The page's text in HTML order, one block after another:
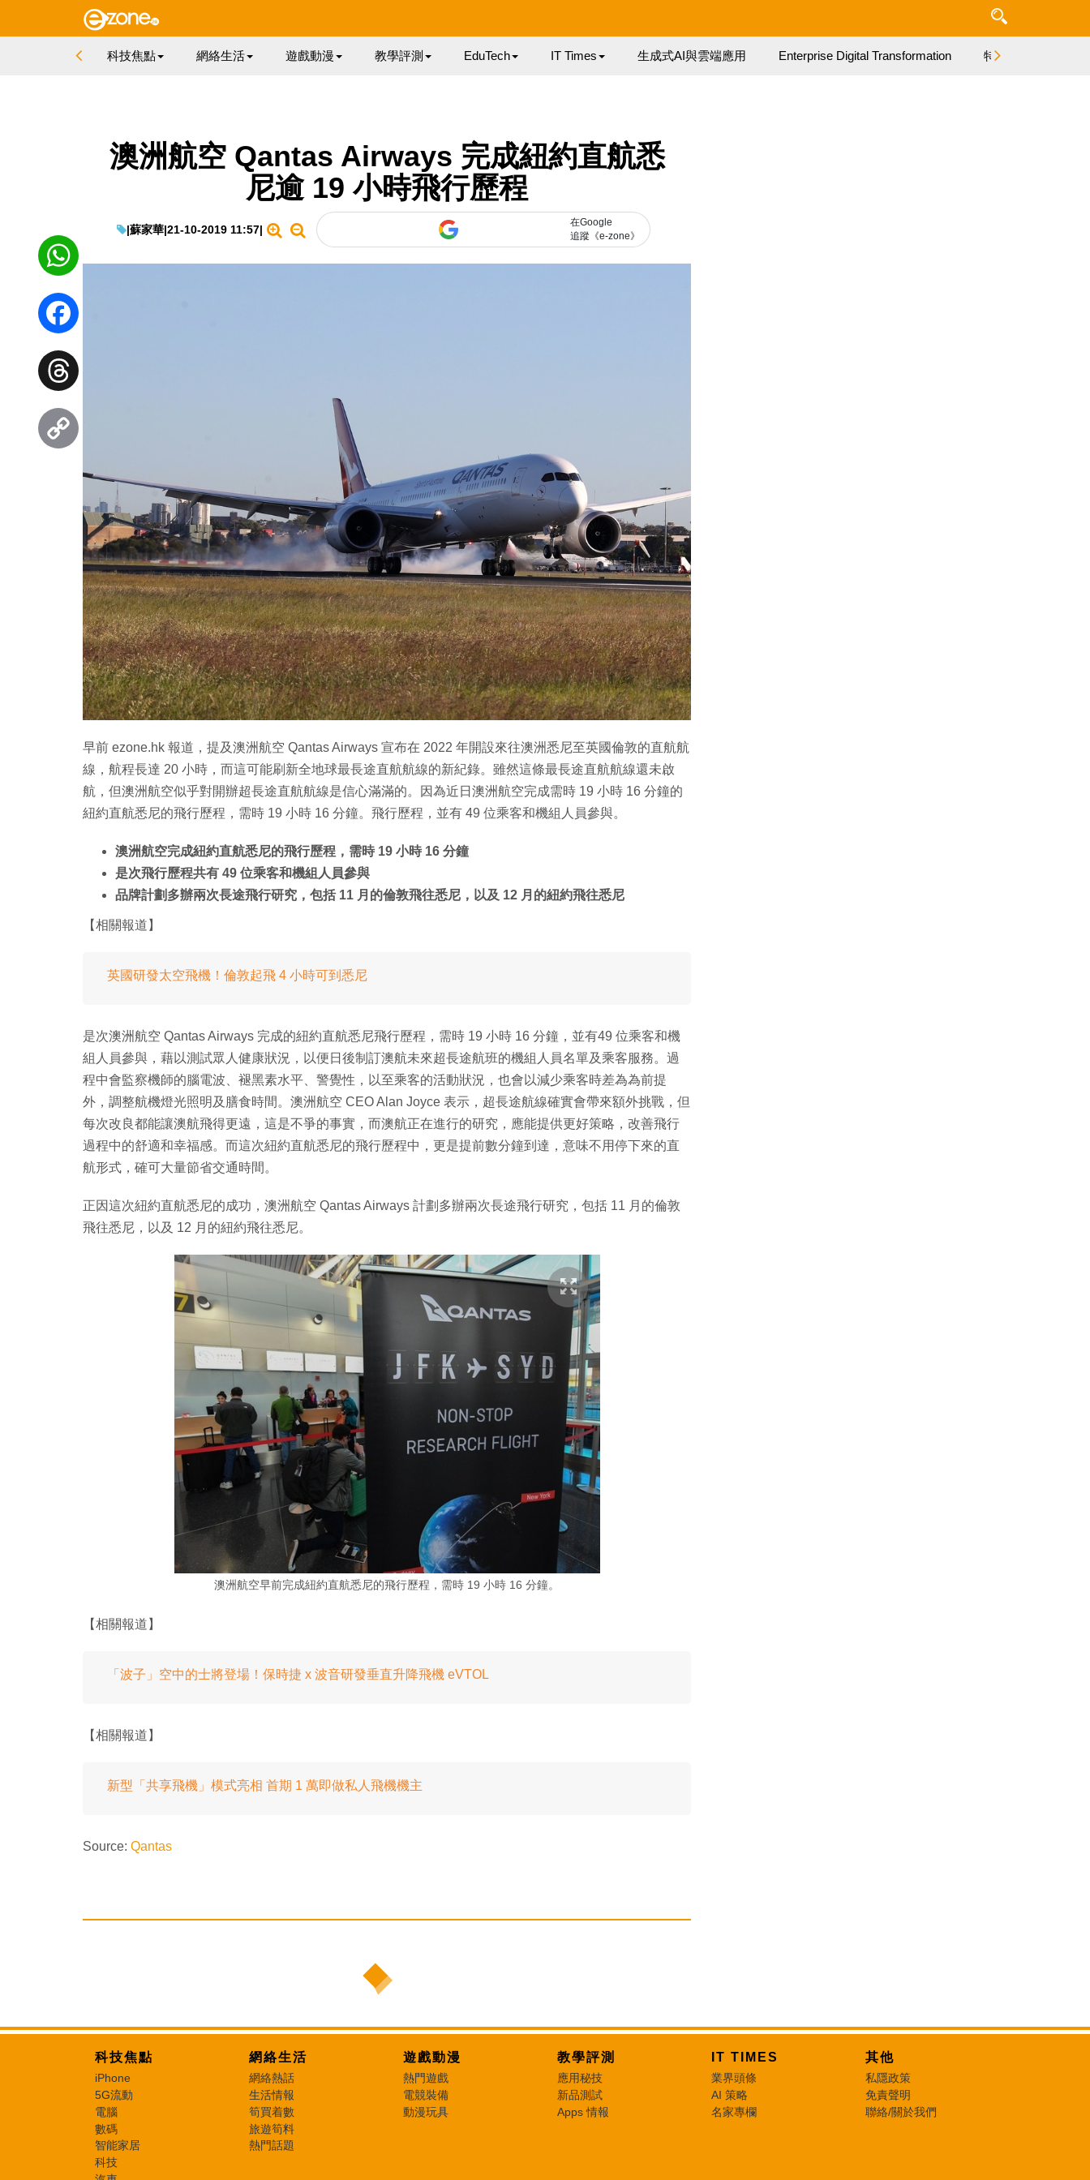
科技焦點 網絡生活 遊戲動漫 教學評測 EduTech IT Times 生成式AI與雲端應用 Enterprise Digital Transformation 特集
澳洲航空 Qantas Airways 完成紐約直航悉
尼逾 19 小時飛行歷程
|蘇家華|21-10-2019 11:57|
在Google
追蹤《e-zone》
早前 ezone.hk 報道，提及澳洲航空 Qantas Airways 宣布在 2022 年開設來往澳洲悉尼至英國倫敦的直航航
線，航程長達 20 小時，而這可能刷新全地球最長途直航航線的新紀錄。雖然這條最長途直航航線還未啟
航，但澳洲航空似乎對開辦超長途直航航線是信心滿滿的。因為近日澳洲航空完成需時 19 小時 16 分鐘的
紐約直航悉尼的飛行歷程，需時 19 小時 16 分鐘。飛行歷程，並有 49 位乘客和機組人員參與。
澳洲航空完成紐約直航悉尼的飛行歷程，需時 19 小時 16 分鐘
是次飛行歷程共有 49 位乘客和機組人員參與
品牌計劃多辦兩次長途飛行研究，包括 11 月的倫敦飛往悉尼，以及 12 月的紐約飛往悉尼
【相關報道】
英國研發太空飛機！倫敦起飛 4 小時可到悉尼
是次澳洲航空 Qantas Airways 完成的紐約直航悉尼飛行歷程，需時 19 小時 16 分鐘，並有49 位乘客和機
組人員參與，藉以測試眾人健康狀況，以便日後制訂澳航未來超長途航班的機組人員名單及乘客服務。過
程中會監察機師的腦電波、褪黑素水平、警覺性，以至乘客的活動狀況，也會以減少乘客時差為為前提
外，調整航機燈光照明及膳食時間。澳洲航空 CEO Alan Joyce 表示，超長途航線確實會帶來額外挑戰，但
每次改良都能讓澳航飛得更遠，這是不爭的事實，而澳航正在進行的研究，應能提供更好策略，改善飛行
過程中的舒適和幸福感。而這次紐約直航悉尼的飛行歷程中，更是提前數分鐘到達，意味不用停下來的直
航形式，確可大量節省交通時間。
正因這次紐約直航悉尼的成功，澳洲航空 Qantas Airways 計劃多辦兩次長途飛行研究，包括 11 月的倫敦
飛往悉尼，以及 12 月的紐約飛往悉尼。
澳洲航空早前完成紐約直航悉尼的飛行歷程，需時 19 小時 16 分鐘。
【相關報道】
「波子」空中的士將登場！保時捷 x 波音研發垂直升降飛機 eVTOL
【相關報道】
新型「共享飛機」模式亮相 首期 1 萬即做私人飛機機主
Source: Qantas
WhatsApp
Facebook
Threads
Copy
科技焦點
iPhone
5G流動
電腦
數碼
智能家居
科技
網絡生活
網絡熱話
生活情報
筍買着數
旅遊筍料
熱門話題
遊戲動漫
熱門遊戲
電競裝備
動漫玩具
教學評測
應用秘技
新品測試
Apps 情報
IT TIMES
業界頭條
AI 策略
名家專欄
其他
私隱政策
免責聲明
聯絡/關於我們